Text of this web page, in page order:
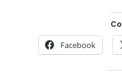
Facebook